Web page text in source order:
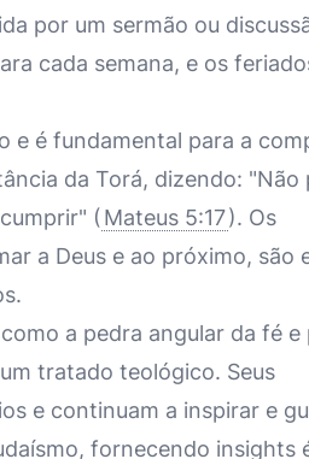
por um sermão ou
cada semana, e os
e é fundamental para a
da Torá, dizendo: "Não
( Mateus 5:17). Os
a Deus e ao próximo, são
a pedra angular da fé e
tratado teológico. Seus
e continuam a inspirar e
fornecendo insights